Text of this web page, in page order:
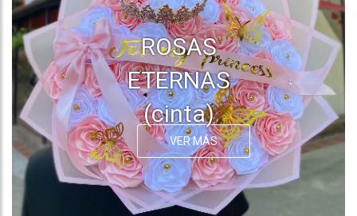
VER MÁS
ROSAS
ETERNAS
(cinta)